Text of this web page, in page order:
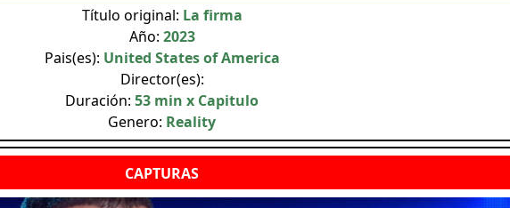
Título original: La firma
Año: 2023
Pais(es): United States of America
Director(es):
Duración: 53 min x Capitulo
Genero: Reality